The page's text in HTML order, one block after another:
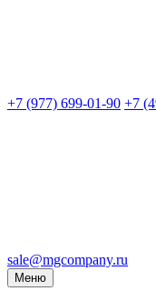
+7 (977) 699-01-90 +7
sale@mgcompany.ru
Меню